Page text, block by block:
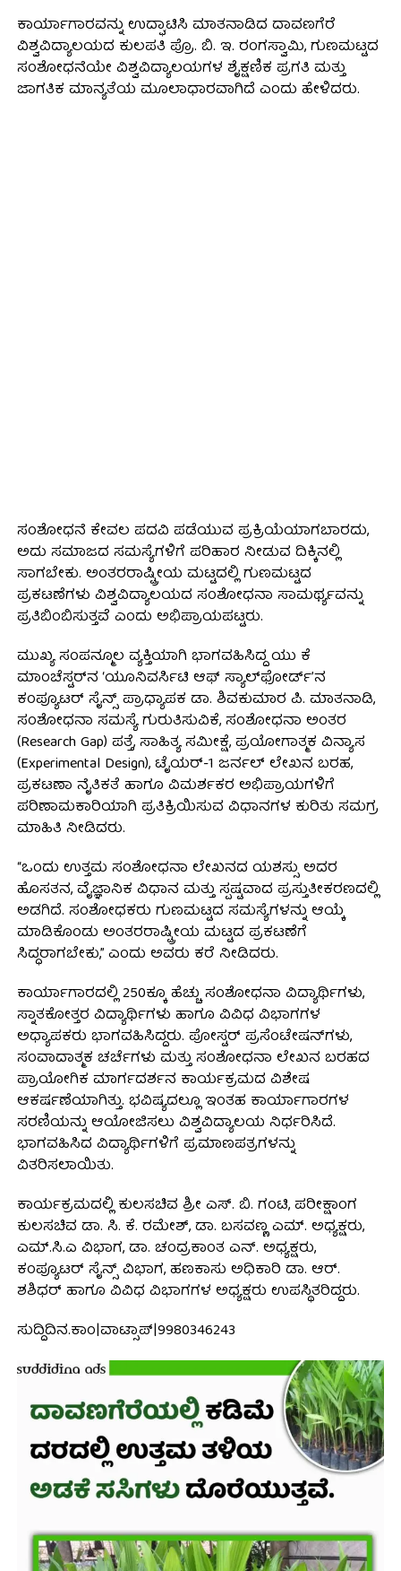
ಕಾರ್ಯಾಗಾರವನ್ನು ಉದ್ಘಾಟಿಸಿ ಮಾತನಾಡಿದ ದಾವಣಗೆರೆ
ವಿಶ್ವವಿದ್ಯಾಲಯದ ಕುಲಪತಿ ಪ್ರೊ. ಬಿ. ಇ. ರಂಗಸ್ವಾಮಿ, ಗುಣಮಟ್ಟದ
ಸಂಶೋಧನೆಯೇ ವಿಶ್ವವಿದ್ಯಾಲಯಗಳ ಶೈಕ್ಷಣಿಕ ಪ್ರಗತಿ ಮತ್ತು
ಜಾಗತಿಕ ಮಾನ್ಯತೆಯ ಮೂಲಾಧಾರವಾಗಿದೆ ಎಂದು ಹೇಳಿದರು.
ಸಂಶೋಧನೆ ಕೇವಲ ಪದವಿ ಪಡೆಯುವ ಪ್ರಕ್ರಿಯೆಯಾಗಬಾರದು,
ಅದು ಸಮಾಜದ ಸಮಸ್ಯೆಗಳಿಗೆ ಪರಿಹಾರ ನೀಡುವ ದಿಕ್ಕಿನಲ್ಲಿ
ಸಾಗಬೇಕು. ಅಂತರರಾಷ್ಟ್ರೀಯ ಮಟ್ಟದಲ್ಲಿ ಗುಣಮಟ್ಟದ
ಪ್ರಕಟಣೆಗಳು ವಿಶ್ವವಿದ್ಯಾಲಯದ ಸಂಶೋಧನಾ ಸಾಮರ್ಥ್ಯವನ್ನು
ಪ್ರತಿಬಿಂಬಿಸುತ್ತವೆ ಎಂದು ಅಭಿಪ್ರಾಯಪಟ್ಟರು.
ಮುಖ್ಯ ಸಂಪನ್ಮೂಲ ವ್ಯಕ್ತಿಯಾಗಿ ಭಾಗವಹಿಸಿದ್ದ ಯು ಕೆ
ಮಾಂಚೆಸ್ಟರ್‌ನ ‘ಯೂನಿವರ್ಸಿಟಿ ಆಫ್ ಸ್ಯಾಲ್‌ಫೋರ್ಡ್’ನ
ಕಂಪ್ಯೂಟರ್ ಸೈನ್ಸ್ ಪ್ರಾಧ್ಯಾಪಕ ಡಾ. ಶಿವಕುಮಾರ ಪಿ. ಮಾತನಾಡಿ,
ಸಂಶೋಧನಾ ಸಮಸ್ಯೆ ಗುರುತಿಸುವಿಕೆ, ಸಂಶೋಧನಾ ಅಂತರ
(Research Gap) ಪತ್ತೆ, ಸಾಹಿತ್ಯ ಸಮೀಕ್ಷೆ, ಪ್ರಯೋಗಾತ್ಮಕ ವಿನ್ಯಾಸ
(Experimental Design), ಟೈಯರ್-1 ಜರ್ನಲ್ ಲೇಖನ ಬರಹ,
ಪ್ರಕಟಣಾ ನೈತಿಕತೆ ಹಾಗೂ ವಿಮರ್ಶಕರ ಅಭಿಪ್ರಾಯಗಳಿಗೆ
ಪರಿಣಾಮಕಾರಿಯಾಗಿ ಪ್ರತಿಕ್ರಿಯಿಸುವ ವಿಧಾನಗಳ ಕುರಿತು ಸಮಗ್ರ
ಮಾಹಿತಿ ನೀಡಿದರು.
“ಒಂದು ಉತ್ತಮ ಸಂಶೋಧನಾ ಲೇಖನದ ಯಶಸ್ಸು ಅದರ
ಹೊಸತನ, ವೈಜ್ಞಾನಿಕ ವಿಧಾನ ಮತ್ತು ಸ್ಪಷ್ಟವಾದ ಪ್ರಸ್ತುತೀಕರಣದಲ್ಲಿ
ಅಡಗಿದೆ. ಸಂಶೋಧಕರು ಗುಣಮಟ್ಟದ ಸಮಸ್ಯೆಗಳನ್ನು ಆಯ್ಕೆ
ಮಾಡಿಕೊಂಡು ಅಂತರರಾಷ್ಟ್ರೀಯ ಮಟ್ಟದ ಪ್ರಕಟಣೆಗೆ
ಸಿದ್ಧರಾಗಬೇಕು,” ಎಂದು ಅವರು ಕರೆ ನೀಡಿದರು.
ಕಾರ್ಯಾಗಾರದಲ್ಲಿ 250ಕ್ಕೂ ಹೆಚ್ಚು ಸಂಶೋಧನಾ ವಿದ್ಯಾರ್ಥಿಗಳು,
ಸ್ನಾತಕೋತ್ತರ ವಿದ್ಯಾರ್ಥಿಗಳು ಹಾಗೂ ವಿವಿಧ ವಿಭಾಗಗಳ
ಅಧ್ಯಾಪಕರು ಭಾಗವಹಿಸಿದ್ದರು. ಪೋಸ್ಟರ್ ಪ್ರಸೆಂಟೇಷನ್‌ಗಳು,
ಸಂವಾದಾತ್ಮಕ ಚರ್ಚೆಗಳು ಮತ್ತು ಸಂಶೋಧನಾ ಲೇಖನ ಬರಹದ
ಪ್ರಾಯೋಗಿಕ ಮಾರ್ಗದರ್ಶನ ಕಾರ್ಯಕ್ರಮದ ವಿಶೇಷ
ಆಕರ್ಷಣೆಯಾಗಿತ್ತು. ಭವಿಷ್ಯದಲ್ಲೂ ಇಂತಹ ಕಾರ್ಯಾಗಾರಗಳ
ಸರಣಿಯನ್ನು ಆಯೋಜಿಸಲು ವಿಶ್ವವಿದ್ಯಾಲಯ ನಿರ್ಧರಿಸಿದೆ.
ಭಾಗವಹಿಸಿದ ವಿದ್ಯಾರ್ಥಿಗಳಿಗೆ ಪ್ರಮಾಣಪತ್ರಗಳನ್ನು
ವಿತರಿಸಲಾಯಿತು.
ಕಾರ್ಯಕ್ರಮದಲ್ಲಿ ಕುಲಸಚಿವ ಶ್ರೀ ಎಸ್. ಬಿ. ಗಂಟಿ, ಪರೀಕ್ಷಾಂಗ
ಕುಲಸಚಿವ ಡಾ. ಸಿ. ಕೆ. ರಮೇಶ್, ಡಾ. ಬಸವಣ್ಣ ಎಮ್. ಅಧ್ಯಕ್ಷರು,
ಎಮ್.ಸಿ.ಎ ವಿಭಾಗ, ಡಾ. ಚಂದ್ರಕಾಂತ ಎನ್. ಅಧ್ಯಕ್ಷರು,
ಕಂಪ್ಯೂಟರ್ ಸೈನ್ಸ್ ವಿಭಾಗ, ಹಣಕಾಸು ಅಧಿಕಾರಿ ಡಾ. ಆರ್.
ಶಶಿಧರ್ ಹಾಗೂ ವಿವಿಧ ವಿಭಾಗಗಳ ಅಧ್ಯಕ್ಷರು ಉಪಸ್ಥಿತರಿದ್ದರು.
ಸುದ್ದಿದಿನ.ಕಾಂ|ವಾಟ್ಸಾಪ್|9980346243